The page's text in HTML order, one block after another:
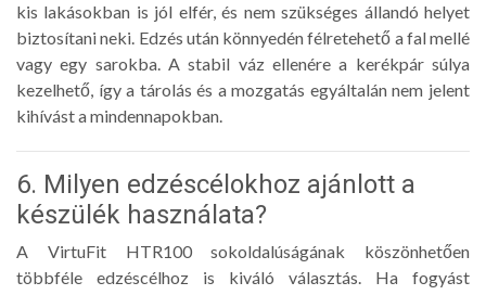
kis lakásokban is jól elfér, és nem szükséges állandó helyet
biztosítani neki. Edzés után könnyedén félretehető a fal mellé
vagy egy sarokba. A stabil váz ellenére a kerékpár súlya
kezelhető, így a tárolás és a mozgatás egyáltalán nem jelent
kihívást a mindennapokban.
6. Milyen edzéscélokhoz ajánlott a
készülék használata?
A VirtuFit HTR100 sokoldalúságának köszönhetően
többféle edzéscélhoz is kiváló választás. Ha fogyást